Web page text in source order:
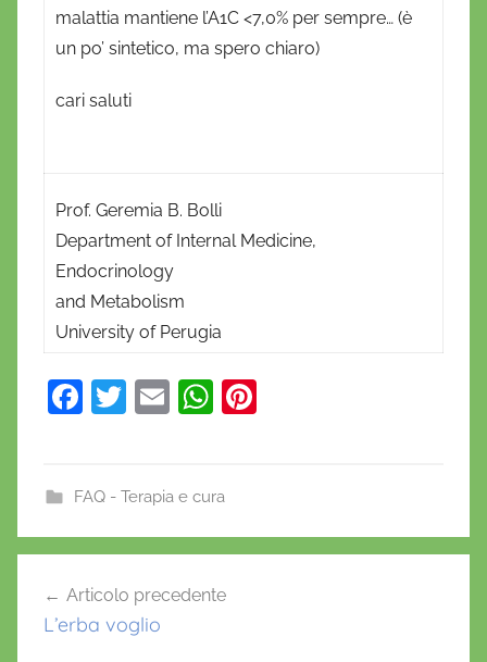
malattia mantiene l’A1C <7,0% per sempre… (è
un po’ sintetico, ma spero chiaro)
cari saluti
Prof. Geremia B. Bolli
Department of Internal Medicine,
Endocrinology
and Metabolism
University of Perugia
F
e
b
o
k
T
er
E
l
W
s
A
p
st
FAQ - Terapia e cura
articoli
Articolo precedente
L’erba voglio